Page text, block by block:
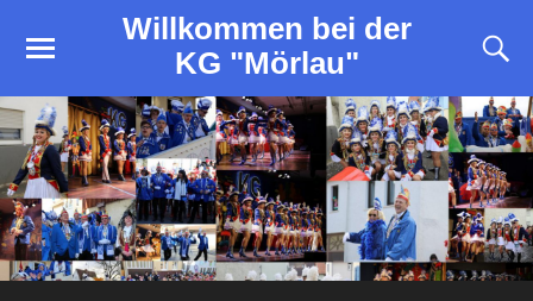
Willkommen bei der
KG "Mörlau"